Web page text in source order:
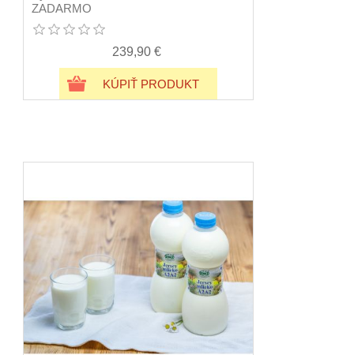
ZADARMO
239,90 €
KÚPIŤ PRODUKT